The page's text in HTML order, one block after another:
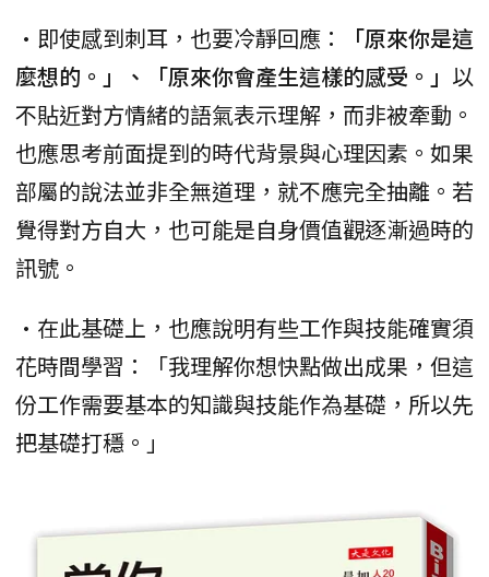
•即使感到刺耳，也要冷靜回應：
「原來你是這
麼想的。」、「原來你會產生這樣的感受。」 以
不貼近對方情緒的語氣表示理解，而非被牽動。
也應思考前面提到的時代背景與心理因素。如果
部屬的說法並非全無道理，就不應完全抽離。若
覺得對方自大，也可能是自身價值觀逐漸過時的
訊號。
•在此基礎上，也應說明有些工作與技能確實須
花時間學習：「我理解你想快點做出成果，但這
份工作需要基本的知識與技能作為基礎，所以先
把基礎打穩。」